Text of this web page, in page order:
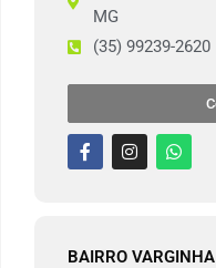
MG
(35) 99239-2620
BAIRRO VARGINHA